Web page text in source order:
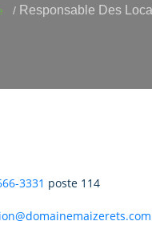
Responsable Des
3331 poste 114